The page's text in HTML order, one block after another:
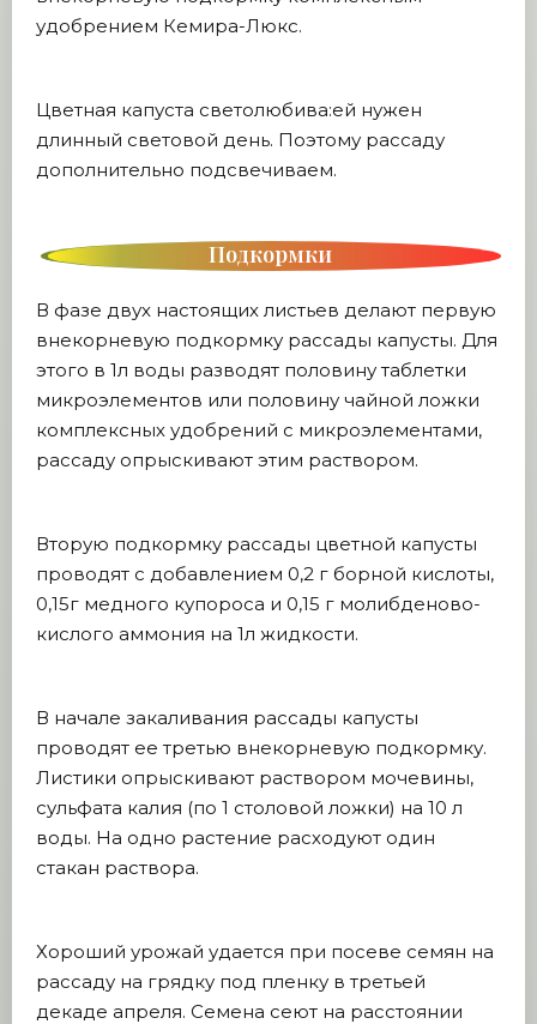
удобрением Кемира-Люкс.
Цветная капуста светолюбива:ей нужен
длинный световой день. Поэтому рассаду
дополнительно подсвечиваем.
Подкормки
В фазе двух настоящих листьев делают первую
внекорневую подкормку рассады капусты. Для
этого в 1л воды разводят половину таблетки
микроэлементов или половину чайной ложки
комплексных удобрений с микроэлементами,
рассаду опрыскивают этим раствором.
Вторую подкормку рассады цветной капусты
проводят с добавлением 0,2 г борной кислоты,
0,15г медного купороса и 0,15 г молибденово-
кислого аммония на 1л жидкости.
В начале закаливания рассады капусты
проводят ее третью внекорневую подкормку.
Листики опрыскивают раствором мочевины,
сульфата калия (по 1 столовой ложки) на 10 л
воды. На одно растение расходуют один
стакан раствора.
Хороший урожай удается при посеве семян на
рассаду на грядку под пленку в третьей
декаде апреля. Семена сеют на расстоянии